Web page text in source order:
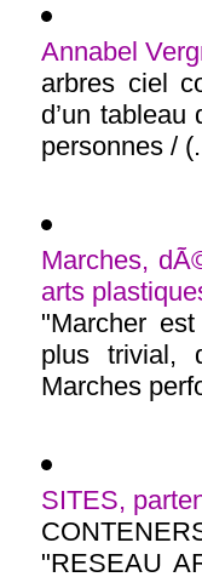
Annabel
arbres ciel
d’un
personnes /
Marches,
arts
"Marcher
plus trivial,
Marches
SITES,
"RESEAU